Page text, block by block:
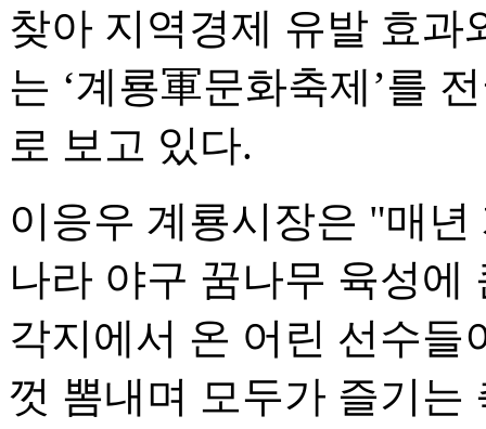
찾아 지역경제 유발 효과
는 ‘계룡軍문화축제’를
로 보고 있다.
이응우 계룡시장은 "매
나라 야구 꿈나무 육성
각지에서 온 어린 선수들
껏 뽐내며 모두가 즐기는